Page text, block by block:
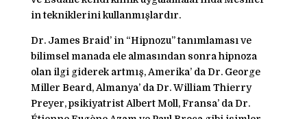
in tekniklerini kullanmışlardır.
Dr. James Braid’ in “Hipnozu” tanımlaması ve
bilimsel manada ele almasından sonra hipnoza
olan ilgi giderek artmış, Amerika’ da Dr. George
Miller Beard, Almanya’ da Dr. William Thierry
Preyer, psikiyatrist Albert Moll, Fransa’ da Dr.